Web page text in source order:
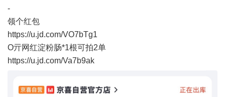
​-
​领个红包
https://u.jd.com/VO7bTg1
O亓网红淀粉肠*1根可拍2单
https://u.jd.com/Va7b9ak